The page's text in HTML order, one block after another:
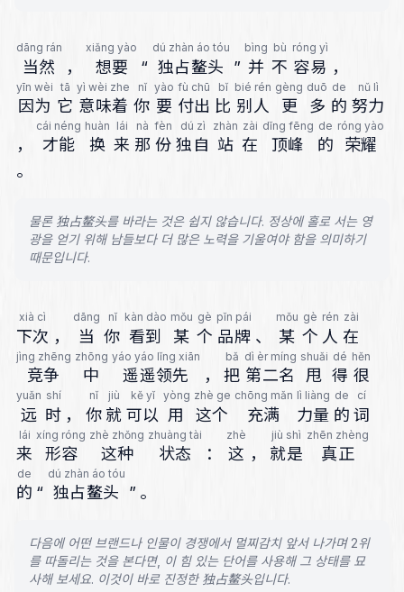
dāng rán
当然 ，
xiǎng yào
想要 “
dú zhàn áo tóu
独占鳌头 ”
bìng
并
bù
不
róng yì
容易 ，
yīn wèi
因为
tā
它
yì wèi zhe
意味着
nǐ
你
yào
要
fù chū
付出
bǐ
比
bié rén
别人
gèng
更
duō
多
de
的
nǔ lì
努力
，
cái néng
才能
huàn
换
lái
来
nà
那
fèn
份
dú zì
独自
zhàn
站
zài
在
dǐng fēng
顶峰
de
的
róng yào
荣耀
。
물론 独占鳌头를 바라는 것은 쉽지 않습니다. 정상에 홀로 서는 영
광을 얻기 위해 남들보다 더 많은 노력을 기울여야 함을 의미하기
때문입니다.
xià cì
下次 ，
dāng
当
nǐ
你
kàn dào
看到
mǒu
某
gè
个
pǐn pái
品牌 、
mǒu
某
gè
个
rén
人
zài
在
jìng zhēng
竞争
zhōng
中
yáo yáo lǐng xiān
遥遥领先 ，
bǎ
把
dì èr míng
第二名
shuǎi
甩
dé
得
hěn
很
yuǎn
远
shí
时 ，
nǐ
你
jiù
就
kě yǐ
可以
yòng
用
zhè ge
这个
chōng mǎn
充满
lì liàng
力量
de
的
cí
词
lái
来
xíng róng
形容
zhè zhǒng
这种
zhuàng tài
状态 ：
zhè
这 ，
jiù shì
就是
zhēn zhèng
真正
de
的 “
dú zhàn áo tóu
独占鳌头 ” 。
다음에 어떤 브랜드나 인물이 경쟁에서 멀찌감치 앞서 나가며 2위
를 따돌리는 것을 본다면, 이 힘 있는 단어를 사용해 그 상태를 묘
사해 보세요. 이것이 바로 진정한 独占鳌头입니다.